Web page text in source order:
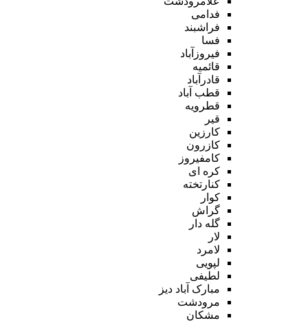
فدامی
فراشبند
فسا
فیروزآباد
قائمیه
قادرآباد
قطب آباد
قطرویه
قیر
کارزین
کازرون
کامفیروز
کره ای
کنارتخته
کوار
گراش
گله دار
لار
لامرد
لپویی
لطیفی
مبارک آباد دیز
مرودشت
مشکان